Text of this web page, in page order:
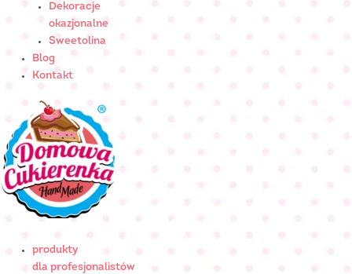
Dekoracje
okazjonalne
Sweetolina
Blog
Kontakt
produkty
dla profesjonalistów